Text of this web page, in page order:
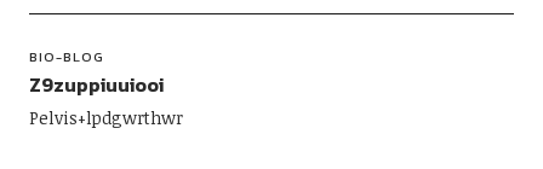
BIO-BLOG
Z9zuppiuuiooi
Pelvis+lpdgwrthwr